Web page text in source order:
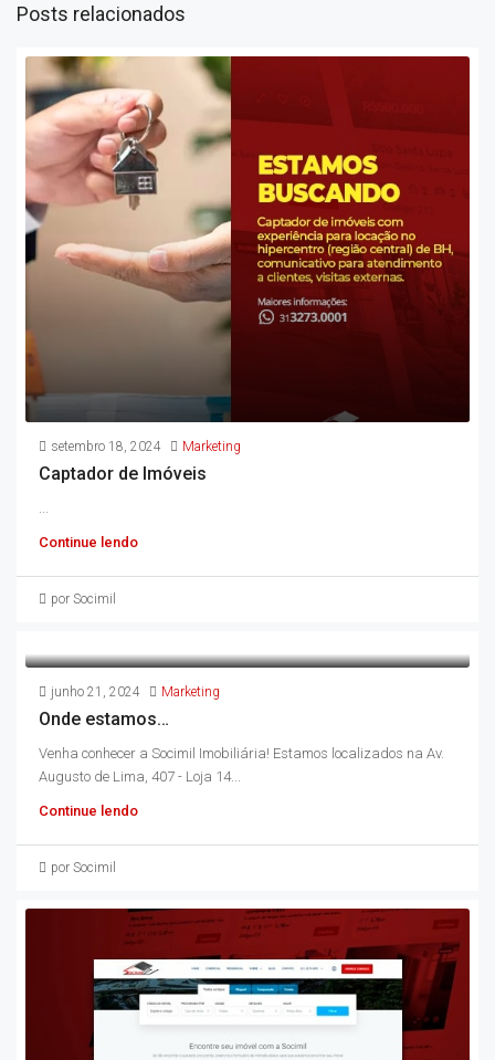
Posts relacionados
setembro 18, 2024 Marketing
Captador de Imóveis
Continue lendo
por Socimil
junho 21, 2024 Marketing
Onde estamos…
Venha conhecer a Socimil Imobiliária! Estamos localizados na Av.
Augusto de Lima, 407 - Loja 14...
Continue lendo
por Socimil